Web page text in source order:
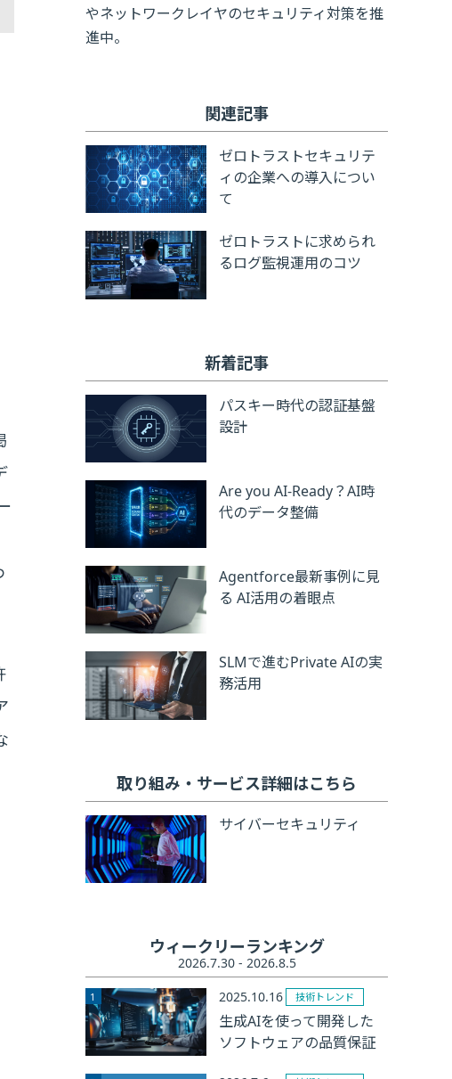
やネットワークレイヤのセキュリティ対策を推
進中。
関連記事
ゼロトラストセキュリテ
ィの企業への導入につい
て
ゼロトラストに求められ
るログ監視運用のコツ
新着記事
パスキー時代の認証基盤
設計
Are you AI-Ready？AI時
代のデータ整備
Agentforce最新事例に見
る AI活用の着眼点
SLMで進むPrivate AIの実
務活用
取り組み・サービス詳細はこちら
サイバーセキュリティ
ウィークリーランキング
2026.7.30 - 2026.8.5
2025.10.16
技術トレンド
生成AIを使って開発した
ソフトウェアの品質保証